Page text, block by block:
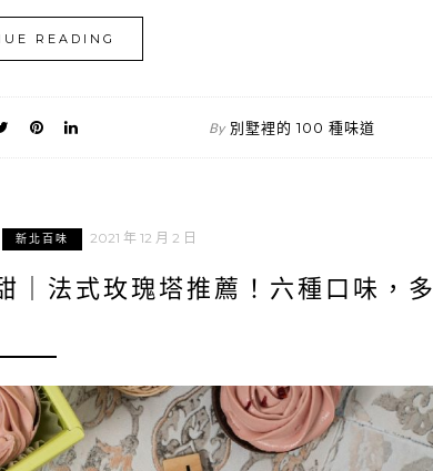
READING
By 別墅裡的 100 種味道
新北百味 2021 年 12 月 2 日
｜法式玫瑰塔推薦！六種口味，多